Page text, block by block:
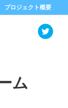
プロジェクト概要
ム